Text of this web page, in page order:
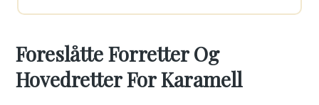
Foreslåtte Forretter Og
Hovedretter For Karamell